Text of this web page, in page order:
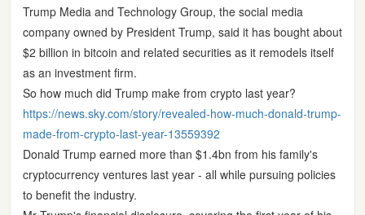
Trump Media and Technology Group, the social media
company owned by President Trump, said it has bought about
$2 billion in bitcoin and related securities as it remodels itself
as an investment firm.
So how much did Trump make from crypto last year?
https://news.sky.com/story/revealed-how-much-donald-trump-
made-from-crypto-last-year-13559392
Donald Trump earned more than $1.4bn from his family's
cryptocurrency ventures last year - all while pursuing policies
to benefit the industry.